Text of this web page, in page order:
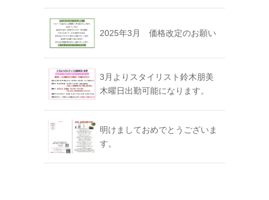
2025年3月 価格改定のお願い
3月よりスタイリスト鈴木朋美
木曜日出勤可能になります。
明けましておめでとうございま
す。